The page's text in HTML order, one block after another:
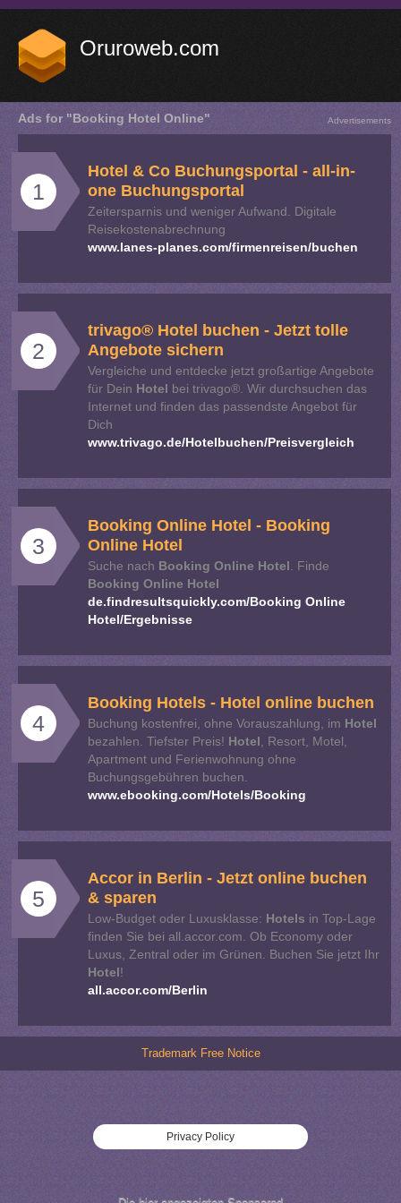
Oruroweb.com
Ads for "Booking Hotel Online" Advertisements
1
Hotel & Co Buchungsportal - all-in-
one Buchungsportal
Zeitersparnis und weniger Aufwand. Digitale
Reisekostenabrechnung
www.lanes-planes.com/firmenreisen/buchen
2
trivago® Hotel
buchen - Jetzt tolle
Angebote sichern
Vergleiche und entdecke jetzt großartige Angebote
für Dein Hotel bei trivago®. Wir durchsuchen das
Internet und finden das passendste Angebot für
Dich
www.trivago.de/Hotelbuchen/Preisvergleich
3
Booking Online Hotel - Booking
Online Hotel
Suche nach Booking Online Hotel . Finde
Booking Online Hotel
de.findresultsquickly.com/Booking Online
Hotel/Ergebnisse
4
Booking Hotels - Hotel online buchen
Buchung kostenfrei, ohne Vorauszahlung, im Hotel
bezahlen. Tiefster Preis! Hotel , Resort, Motel,
Apartment und Ferienwohnung ohne
Buchungsgebühren buchen.
www.ebooking.com/Hotels/Booking
5
Accor in Berlin - Jetztonline buchen
& sparen
Low-Budget oder Luxusklasse: Hotels in Top-Lage
finden Sie bei all.accor.com. Ob Economy oder
Luxus, Zentral oder im Grünen. Buchen Sie jetzt Ihr
Hotel!
all.accor.com/Berlin
Trademark Free Notice
Privacy Policy